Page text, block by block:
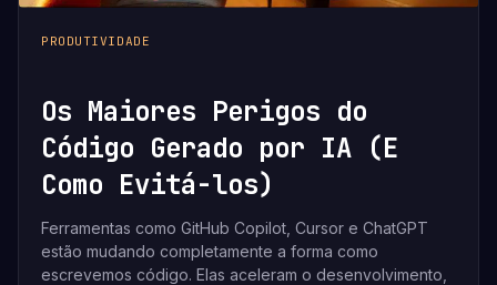
PRODUTIVIDADE
Os Maiores Perigos do
Código Gerado por IA (E
Como Evitá-los)
Ferramentas como GitHub Copilot, Cursor e ChatGPT
estão mudando completamente a forma como
escrevemos código. Elas aceleram o desenvolvimento,